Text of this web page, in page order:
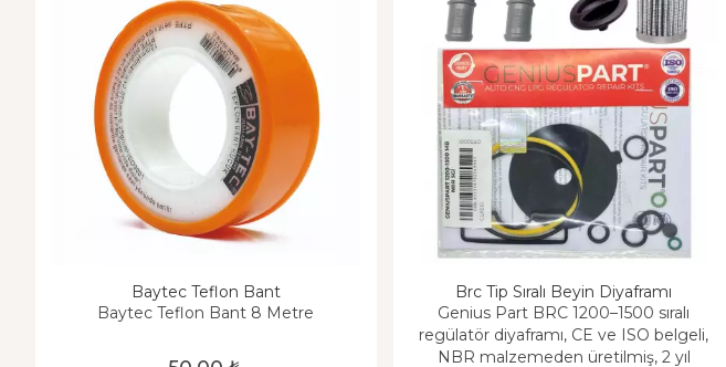
Baytec Teflon Bant
Baytec Teflon Bant 8 Metre
Brc Tip Sıralı Beyin Diyaframı
Genius Part BRC 1200–1500 sıralı
regülatör diyaframı, CE ve ISO belgeli,
NBR malzemeden üretilmiş, 2 yıl